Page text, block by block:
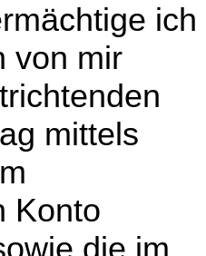
ich
von mir
mittels
Konto